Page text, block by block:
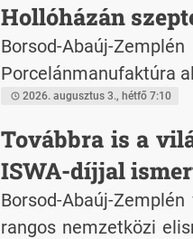
Hollóházán
Borsod-Abaúj-
Porcelánmanufaktúra
2026. augusztus 3., hétfő 7:10
Továbbra is a
ISWA-díjjal
Borsod-Abaúj-
rangos nemzetközi